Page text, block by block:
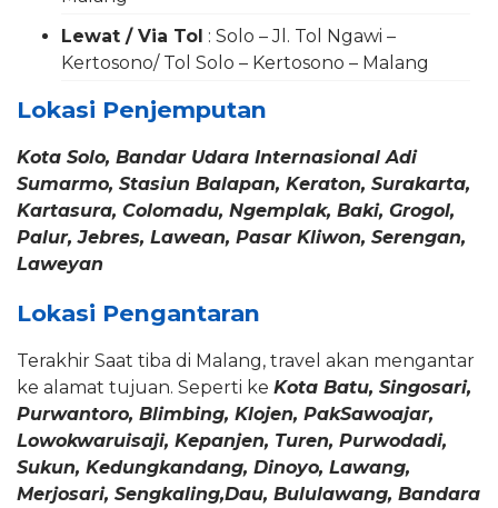
Lewat / Via Tol : Solo – Jl. Tol Ngawi –
Kertosono/ Tol Solo – Kertosono – Malang
Lokasi Penjemputan
Kota Solo, Bandar Udara Internasional Adi
Sumarmo, Stasiun Balapan, Keraton, Surakarta,
Kartasura, Colomadu, Ngemplak, Baki, Grogol,
Palur, Jebres, Lawean, Pasar Kliwon, Serengan,
Laweyan
Lokasi Pengantaran
Terakhir Saat tiba di Malang, travel akan mengantar
ke alamat tujuan. Seperti ke Kota Batu, Singosari,
Purwantoro, Blimbing, Klojen, PakSawoajar,
Lowokwaruisaji, Kepanjen, Turen, Purwodadi,
Sukun, Kedungkandang, Dinoyo, Lawang,
Merjosari, Sengkaling,Dau, Bululawang, Bandara